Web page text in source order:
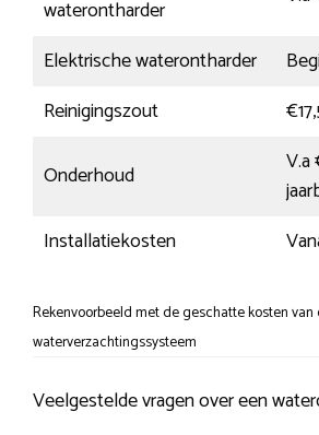
waterontharder
Elektrische waterontharder
Reinigingszout
Onderhoud
V.a
Installatiekosten
Rekenvoorbeeld met de geschatte kosten van
waterverzachtingssysteem
Veelgestelde vragen over een